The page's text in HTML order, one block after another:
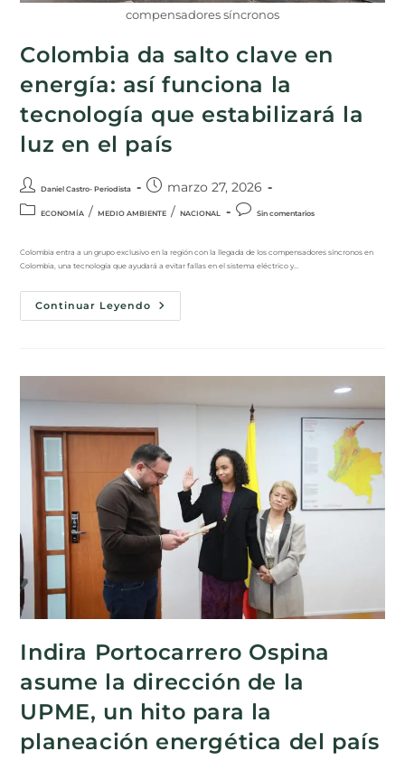
compensadores síncronos
Colombia da salto clave en
energía: así funciona la
tecnología que estabilizará la
luz en el país
Daniel Castro- Periodista marzo 27, 2026
ECONOMÍA / MEDIO AMBIENTE / NACIONAL Sin comentarios
Colombia entra a un grupo exclusivo en la región con la llegada de los compensadores síncronos en
Colombia, una tecnología que ayudará a evitar fallas en el sistema eléctrico y…
Continuar Leyendo
Indira Portocarrero Ospina
asume la dirección de la
UPME, un hito para la
planeación energética del país